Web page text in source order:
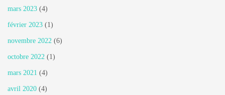
mars 2023 (4)
février 2023 (1)
novembre 2022 (6)
octobre 2022 (1)
mars 2021 (4)
avril 2020 (4)